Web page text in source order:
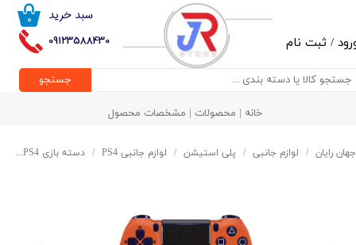
09123588430
۰ سبد خرید
/ ثبت نام
حساب کاربری من
تغییر گذر واژه
جستجو
خانه | محصولات | مشخصات محصول
جهان رایان لوازم جانبی پلی استیشن لوازم جانبی PS4 دسته بازی PS4